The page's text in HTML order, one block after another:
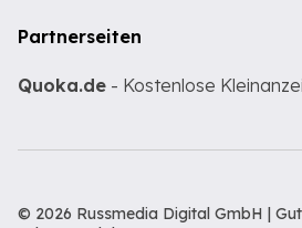
Partnerseiten
Quoka.de - Kostenlose
© 2026 Russmedia Digital GmbH |